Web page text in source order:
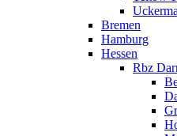
Bremen
Hamburg
Hessen
Rbz